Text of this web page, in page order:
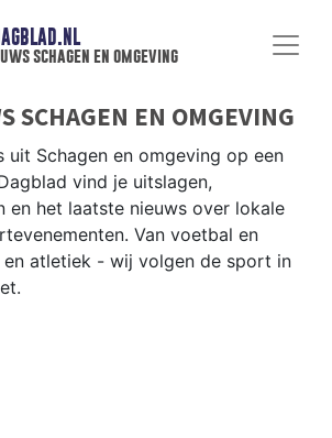
schagen en omgeving
SCHAGEN EN OMGEVING
uit Schagen en omgeving op een
vind je uitslagen,
en het laatste nieuws over lokale
Van voetbal en
atletiek - wij volgen de sport in